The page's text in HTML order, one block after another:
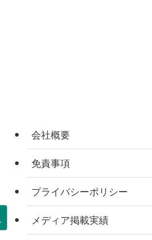
会社概要
免責事項
プライバシーポリシー
メディア掲載実績